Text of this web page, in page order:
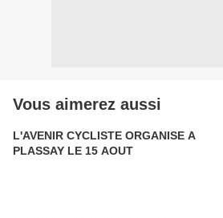
Vous aimerez aussi
L'AVENIR CYCLISTE ORGANISE A
PLASSAY LE 15 AOUT